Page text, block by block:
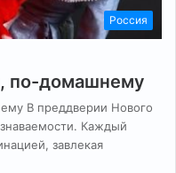
Россия
по-домашнему
В преддверии Нового
Каждый
завлекая